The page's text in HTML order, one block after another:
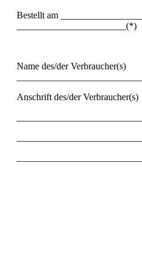
Bestellt am
_______________________(*)
Name des/der Verbraucher(s)
Anschrift des/der Verbraucher(s)